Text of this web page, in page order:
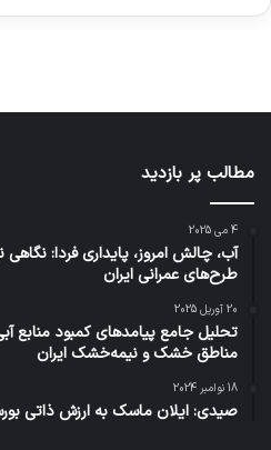
مطالب پر بازدید
4 می 2025
آب، چالش امروز، پایداری فردا:
طرح‌های عمرانی ایران
20 آوریل 2025
تحلیل جامع پیامدهای کمبود منابع
مناطق خشک و نیمه‌خشک ایران
18 نوامبر 2024
صیدی: ایلان ماسک به ارزش ذاتی